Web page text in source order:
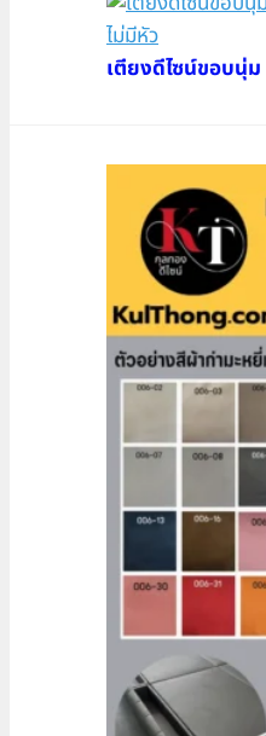
เตียงดีไซน์ขอบนุ่ม